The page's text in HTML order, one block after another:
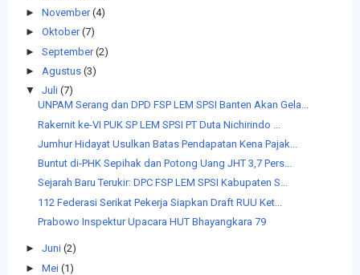
► November (4)
► Oktober (7)
► September (2)
► Agustus (3)
▼
Juli (7)
UNPAM Serang dan DPD FSP LEM SPSI Banten Akan Gela...
Rakernit ke-VI PUK SP LEM SPSI PT Duta Nichirindo ...
Jumhur Hidayat Usulkan Batas Pendapatan Kena Pajak...
Buntut di-PHK Sepihak dan Potong Uang JHT 3,7 Pers...
Sejarah Baru Terukir: DPC FSP LEM SPSI Kabupaten S...
112 Federasi Serikat Pekerja Siapkan Draft RUU Ket...
Prabowo Inspektur Upacara HUT Bhayangkara 79
► Juni (2)
► Mei (1)